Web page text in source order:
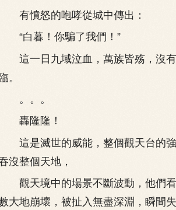
有憤怒的咆哮從城中傳出：
“白暮！你騙了我們！”
這一日九域泣血，萬族皆殇，沒有
。
。。。
轟隆隆！
這是滅世的威能，整個觀天台的強
沒整個天地，
觀天境中的場景不斷波動，他們看
大地崩壞，被扯入無盡深淵，瞬間